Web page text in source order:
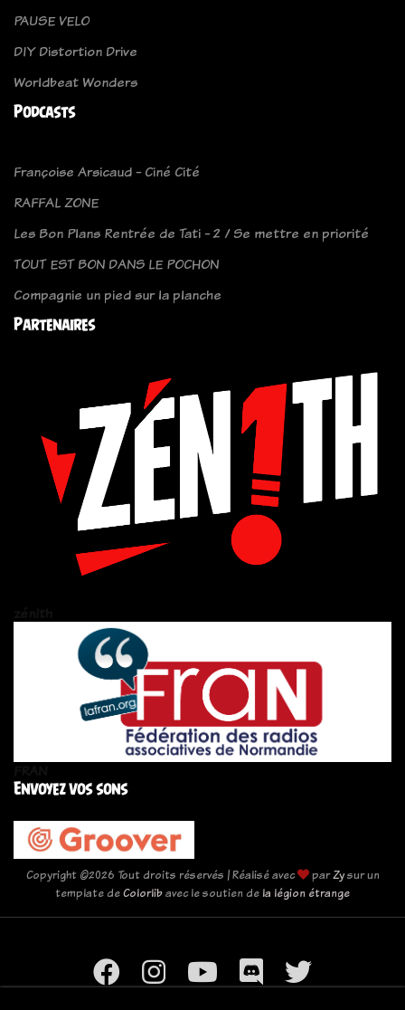
PAUSE VELO
DIY Distortion Drive
Worldbeat Wonders
Podcasts
Françoise Arsicaud - Ciné Cité
RAFFAL ZONE
Les Bon Plans Rentrée de Tati - 2 / Se mettre en priorité
TOUT EST BON DANS LE POCHON
Compagnie un pied sur la planche
Partenaires
Envoyez vos sons
Copyright ©2026 Tout droits réservés | Réalisé avec parZysur un
template deColorlibavec le soutien de la légion étrange